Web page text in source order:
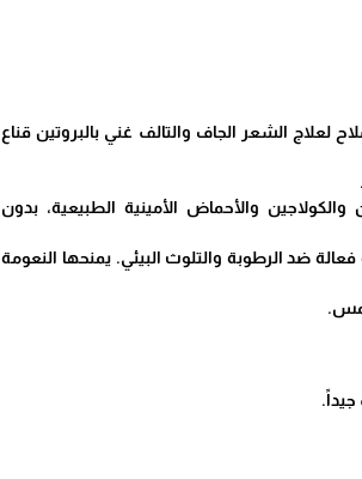
لعلاج الشعر الجاف والتالف غني بالبروتين قناع
والأحماض الأمينية الطبيعية، بدون
ضد الرطوبة والتلوث البيئي. يمنحها النعومة